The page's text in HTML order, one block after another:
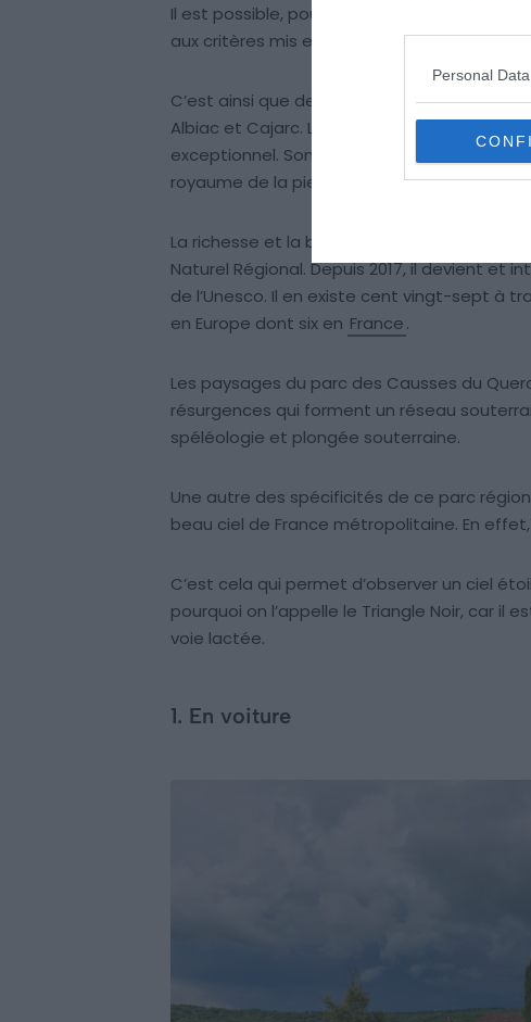
Personal
Il est possible, pour un village de la région
aux critères mis en place dans la charte du
C’est ainsi que dernièrement, cinq
Albiac et Cajarc. Le parc régional des
exceptionnel. Son identité est très marquée
royaume de la pierre sèche.
La richesse et la biodiversité présente dans
Naturel Régional. Depuis 2017, il devient et
de l’Unesco. Il en existe cent vingt-sept à
en Europe dont six en France.
Les paysages du parc des Causses du
résurgences qui forment un réseau
spéléologie et plongée souterraine.
Une autre des spécificités de ce parc
beau ciel de France métropolitaine. En
C’est cela qui permet d’observer un ciel
pourquoi on l’appelle le Triangle Noir, car il
voie lactée.
1. En voiture